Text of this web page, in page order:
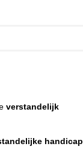
verstandelijk
handicap